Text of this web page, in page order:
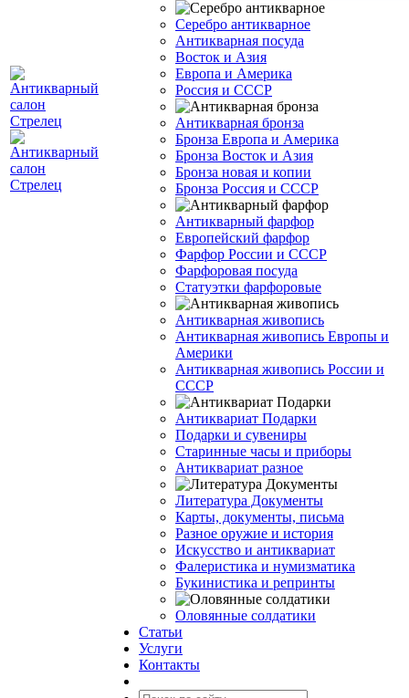
Серебро антикварное
Антикварная посуда
Восток и Азия
Европа и Америка
Россия и СССР
Антикварная бронза
Бронза Европа и Америка
Бронза Восток и Азия
Бронза новая и копии
Бронза Россия и СССР
Антикварный фарфор
Европейский фарфор
Фарфор России и СССР
Фарфоровая посуда
Статуэтки фарфоровые
Антикварная живопись
Антикварная живопись Европы и
Америки
Антикварная живопись России и
СССР
Антиквариат Подарки
Подарки и сувениры
Старинные часы и приборы
Антиквариат разное
Литература Документы
Карты, документы, письма
Разное оружие и история
Искусство и антиквариат
Фалеристика и нумизматика
Букинистика и репринты
Оловянные солдатики
Статьи
Услуги
Контакты